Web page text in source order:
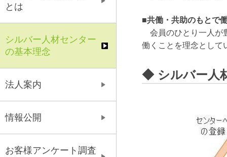
■共働・共助のもとで
会員のひとり一人が
働くことを理念として
◆ シルバー人
とは
シルバー人材センター
の基本理念
法人案内
情報公開
お客様アンケート調査